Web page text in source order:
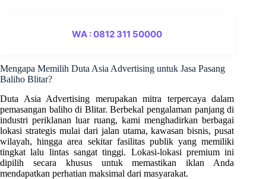
WA : 0812 311 50000
Mengapa Memilih Duta Asia Advertising untuk Jasa Pasang
Baliho Blitar?
Duta Asia Advertising merupakan mitra terpercaya dalam
pemasangan baliho di Blitar. Berbekal pengalaman panjang di
industri periklanan luar ruang, kami menghadirkan berbagai
lokasi strategis mulai dari jalan utama, kawasan bisnis, pusat
wilayah, hingga area sekitar fasilitas publik yang memiliki
tingkat lalu lintas sangat tinggi. Lokasi-lokasi premium ini
dipilih secara khusus untuk memastikan iklan Anda
mendapatkan perhatian maksimal dari masyarakat.